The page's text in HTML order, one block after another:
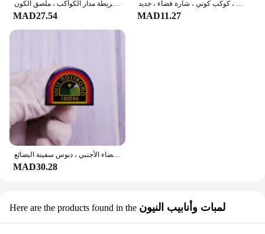
MAD27.54 MAD11.27
MAD30.28
Here are the products found in the لمبات وأنابيب النيون